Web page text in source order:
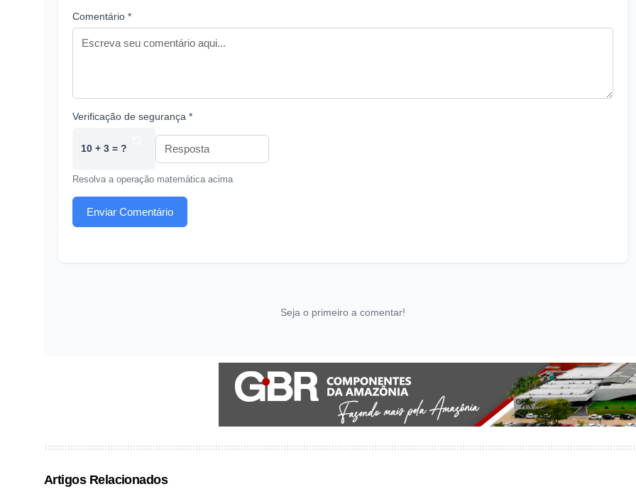
Comentário *
Verificação de segurança *
10 + 3 = ?
Resolva a operação matemática acima
Enviar Comentário
Seja o primeiro a comentar!
Artigos Relacionados